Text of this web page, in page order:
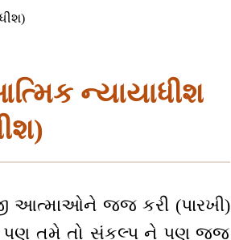
ન્યાયાધીશ
આત્માઓને જજ કરી (પારખી)
પણ તમે તો સંકલ્પ ને પણ જજ